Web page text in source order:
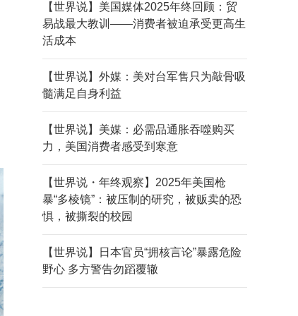
【世界说】美国媒体2025年终回顾：贸
易战最大教训——消费者被迫承受更高生
活成本
【世界说】外媒：美对台军售只为敲骨吸
髓满足自身利益
【世界说】美媒：必需品通胀吞噬购买
力，美国消费者感受到寒意
【世界说・年终观察】2025年美国枪
暴“多棱镜”：被压制的研究，被贩卖的恐
惧，被撕裂的校园
【世界说】日本官员“拥核言论”暴露危险
野心 多方警告勿蹈覆辙